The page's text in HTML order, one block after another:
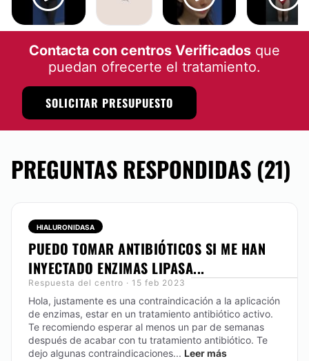
LIPOESCULTURA LIPOSUCCIÓN BLEFAROPLASTIA LIPOSUCCIÓN
Contacta con centros Verificados que
puedan ofrecerte el tratamiento.
SOLICITAR PRESUPUESTO
PREGUNTAS RESPONDIDAS (21)
HIALURONIDASA
PUEDO TOMAR ANTIBIÓTICOS SI ME HAN
INYECTADO ENZIMAS LIPASA...
Respuesta del centro · 15 feb 2023
Hola, justamente es una contraindicación a la aplicación
de enzimas, estar en un tratamiento antibiótico activo.
Te recomiendo esperar al menos un par de semanas
después de acabar con tu tratamiento antibiótico. Te
dejo algunas contraindicaciones... Leer más